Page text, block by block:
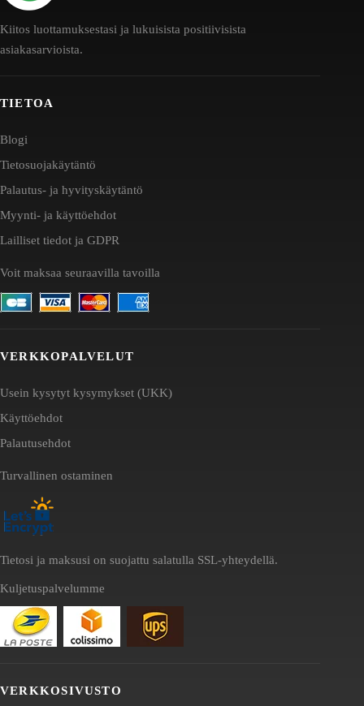
Kiitos luottamuksestasi ja lukuisista positiivisista
asiakasarvioista.
TIETOA
Blogi
Tietosuojakäytäntö
Palautus- ja hyvityskäytäntö
Myynti- ja käyttöehdot
Lailliset tiedot ja GDPR
Voit maksaa seuraavilla tavoilla
VERKKOPALVELUT
Usein kysytyt kysymykset (UKK)
Käyttöehdot
Palautusehdot
Turvallinen ostaminen
Tietosi ja maksusi on suojattu salatulla SSL-yhteydellä.
Kuljetuspalvelumme
VERKKOSIVUSTO